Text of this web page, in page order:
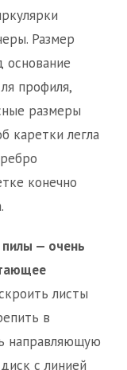
Размер
основание
профиля,
размеры
каретки легла
конечно
— очень
листы
в
направляющую
с линией